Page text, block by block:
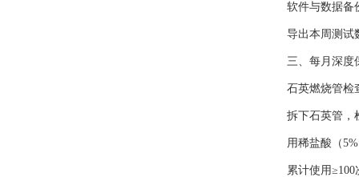
软件与数据备
导出本周测试数
三、每月深度
石英燃烧管检
拆下石英管，检
用稀盐酸（5%
累计使用≥100